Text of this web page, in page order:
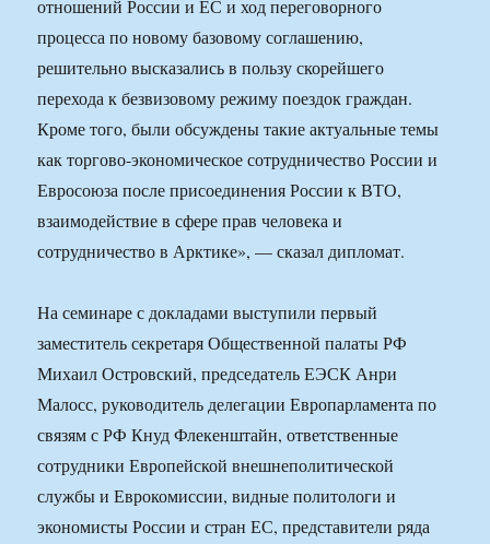
отношений России и ЕС и ход переговорного
процесса по новому базовому соглашению,
решительно высказались в пользу скорейшего
перехода к безвизовому режиму поездок граждан.
Кроме того, были обсуждены такие актуальные темы
как торгово-экономическое сотрудничество России и
Евросоюза после присоединения России к ВТО,
взаимодействие в сфере прав человека и
сотрудничество в Арктике», — сказал дипломат.
На семинаре с докладами выступили первый
заместитель секретаря Общественной палаты РФ
Михаил Островский, председатель ЕЭСК Анри
Малосс, руководитель делегации Европарламента по
связям с РФ Кнуд Флекенштайн, ответственные
сотрудники Европейской внешнеполитической
службы и Еврокомиссии, видные политологи и
экономисты России и стран ЕС, представители ряда